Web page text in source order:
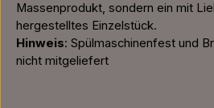
Massenprodukt, sondern ein mit
hergestelltes Einzelstück.
Hinweis: Spülmaschinenfest und
nicht mitgeliefert